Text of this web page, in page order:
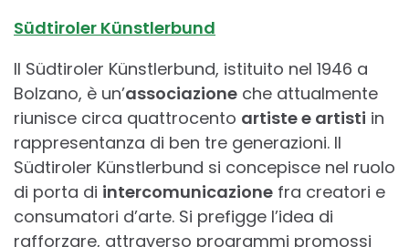
Südtiroler Künstlerbund
Il Südtiroler Künstlerbund, istituito nel 1946 a
Bolzano, è un’associazione che attualmente
riunisce circa quattrocento artiste e artisti in
rappresentanza di ben tre generazioni. Il
Südtiroler Künstlerbund si concepisce nel ruolo
di porta di intercomunicazione fra creatori e
consumatori d’arte. Si prefigge l’idea di
rafforzare, attraverso programmi promossi